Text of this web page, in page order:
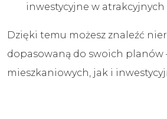
inwestycyjne w
Dzięki temu możesz znaleźć
dopasowaną do swoich planów
mieszkaniowych, jak i